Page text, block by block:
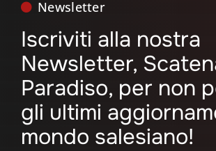
Newsletter
Iscriviti alla nostra
Newsletter,
Paradiso, per non
gli ultimi
mondo salesiano!